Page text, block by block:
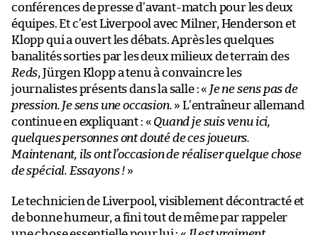
conférences de presse d’avant-match pour les deux
équipes. Et c’est Liverpool avec Milner, Henderson et
Klopp qui a ouvert les débats. Après les quelques
banalités sorties par les deux milieux de terrain des
Reds, Jürgen Klopp a tenu à convaincre les
journalistes présents dans la salle : « Je ne sens pas de
pression. Je sens une occasion. » L’entraîneur allemand
continue en expliquant : « Quand je suis venu ici,
quelques personnes ont douté de ces joueurs.
Maintenant, ils ont l’occasion de réaliser quelque chose
de spécial. Essayons ! »
Le technicien de Liverpool, visiblement décontracté et
de bonne humeur, a fini tout de même par rappeler